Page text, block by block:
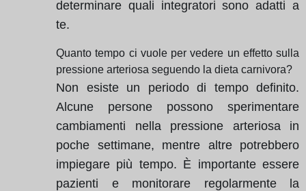
determinare quali integratori sono adatti a
te.
Quanto tempo ci vuole per vedere un effetto sulla
pressione arteriosa seguendo la dieta carnivora?
Non esiste un periodo di tempo definito.
Alcune persone possono sperimentare
cambiamenti nella pressione arteriosa in
poche settimane, mentre altre potrebbero
impiegare più tempo. È importante essere
pazienti e monitorare regolarmente la